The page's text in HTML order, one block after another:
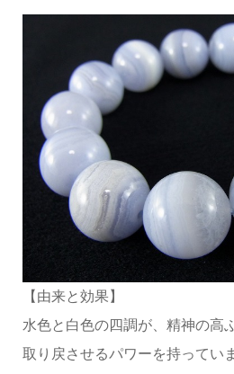
【由来と効果】
水色と白色の四調が、精神の高
取り戻させるパワーを持ってい